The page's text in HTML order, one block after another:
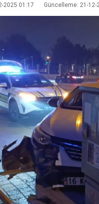
2025 01:17 Güncelleme: 21-12-